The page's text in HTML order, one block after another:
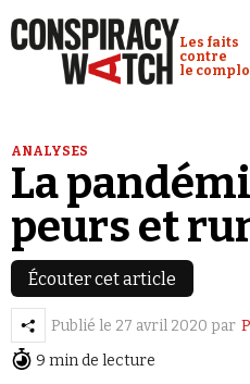
Les faits
contre
le
Analyses
Vidéos
Émissions
ANALYSES
La
peurs et
Écouter cet article
Publié le 27 avril 2020 par
9 min de lecture